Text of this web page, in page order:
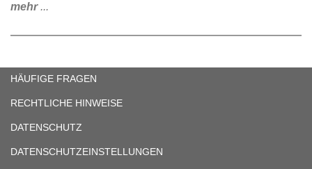
mehr...
HÄUFIGE FRAGEN
RECHTLICHE HINWEISE
DATENSCHUTZ
DATENSCHUTZEINSTELLUNGEN